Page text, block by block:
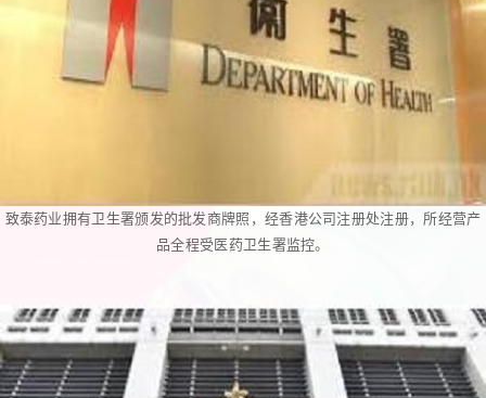
致泰药业拥有卫生署颁发的批发商牌照，经香港公司注册处注册，所经营产
品全程受医药卫生署监控。